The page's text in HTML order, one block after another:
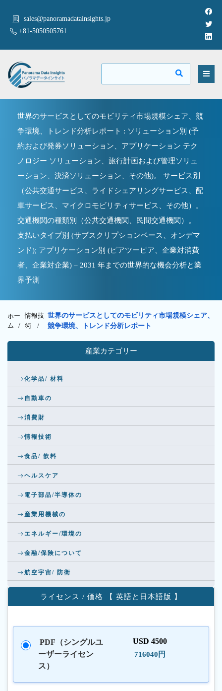
sales@panoramadatainsights.jp
+81-5050505761
世界のサービスとしてのモビリティ市場規模シェア、競
争環境、トレンド分析レポート : ソリューション別 (予
約および発券ソリューション、アプリケーション テク
ノロジー ソリューション、旅行計画および管理ソリュ
ーション、決済ソリューション、その他)。 サービス別
（公共交通サービス、ライドシェアリングサービス、配
車サービス、マイクロモビリティサービス、その他）。
交通機関の種類別（公共交通機関、民間交通機関）。
支払いタイプ別 (サブスクリプションベース、オンデマ
ンド); アプリケーション別 (ピアツーピア、企業対消費
者、企業対企業) – 2031 年までの世界的な機会分析と業
界予測
ホー
ム /
情報技
術 /
世界のサービスとしてのモビリティ市場規模シェア、
競争環境、トレンド分析レポート
産業カテゴリー
化学品/ 材料
自動車の
消費財
情報技術
食品/ 飲料
ヘルスケア
電子部品/半導体の
産業用機械の
エネルギー/環境の
金融/保険について
航空宇宙/ 防衛
ライセンス / 価格 【 英語と日本語版 】
PDF（シングルユ
ーザーライセン
ス）
USD 4500
716040円